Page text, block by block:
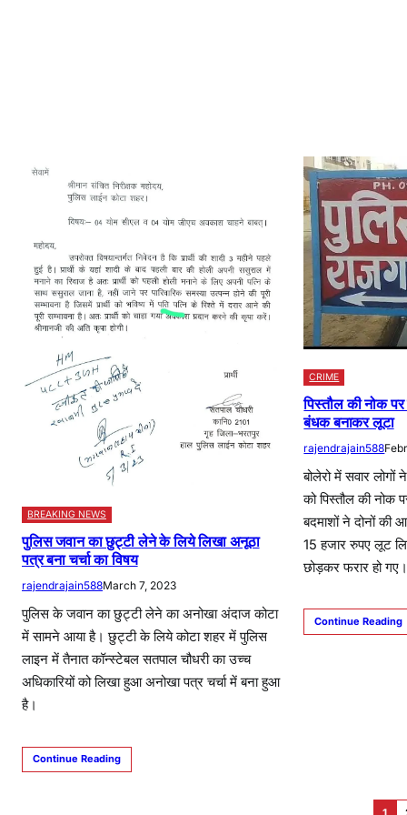
BREAKING NEWS
पुलिस जवान का छुट्टी लेने के लिये लिखा अनूठा
पत्र बना चर्चा का विषय
rajendrajain588March 7, 2023
पुलिस के जवान का छुट्टी लेने का अनोखा अंदाज कोटा
में सामने आया है। छुट्टी के लिये कोटा शहर में पुलिस
लाइन में तैनात कॉन्स्टेबल सतपाल चौधरी का उच्च
अधिकारियों को लिखा हुआ अनोखा पत्र चर्चा में बना हुआ
है।
Continue Reading
CRIME
पिस्तौल की नोक
बंधक बनाकर लूटा
rajendrajain588
बोलेरो में सवार
को पिस्तौल की नोक
बदमाशों ने दोनों की
15 हजार रुपए लूट
छोड़कर फरार हो
Continue Reading